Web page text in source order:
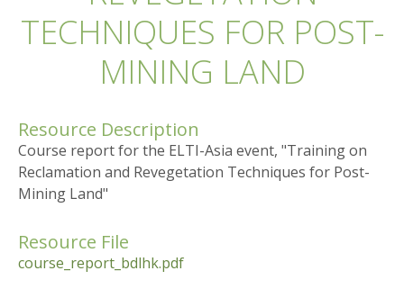
TECHNIQUES FOR POST-
MINING LAND
Resource Description
Course report for the ELTI-Asia event, "Training on
Reclamation and Revegetation Techniques for Post-
Mining Land"
Resource File
course_report_bdlhk.pdf